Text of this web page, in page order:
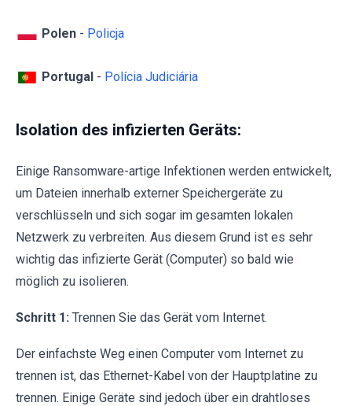
Polen - Policja
Portugal - Polícia Judiciária
Isolation des infizierten Geräts:
Einige Ransomware-artige Infektionen werden entwickelt,
um Dateien innerhalb externer Speichergeräte zu
verschlüsseln und sich sogar im gesamten lokalen
Netzwerk zu verbreiten. Aus diesem Grund ist es sehr
wichtig das infizierte Gerät (Computer) so bald wie
möglich zu isolieren.
Schritt 1: Trennen Sie das Gerät vom Internet.
Der einfachste Weg einen Computer vom Internet zu
trennen ist, das Ethernet-Kabel von der Hauptplatine zu
trennen. Einige Geräte sind jedoch über ein drahtloses